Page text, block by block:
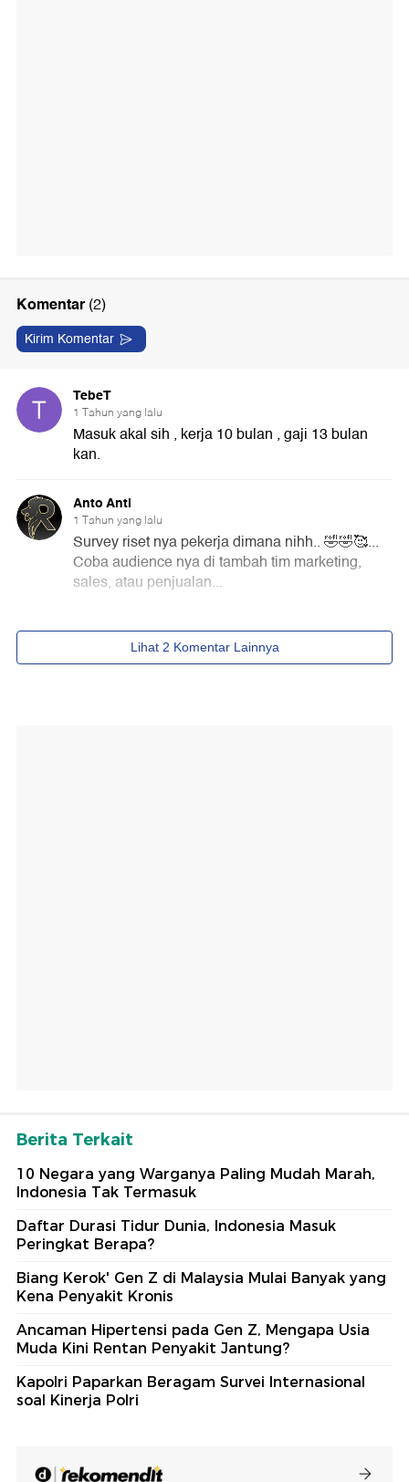
Berita Terkait
10 Negara yang Warganya Paling Mudah Marah,
Indonesia Tak Termasuk
Daftar Durasi Tidur Dunia, Indonesia Masuk
Peringkat Berapa?
Biang Kerok' Gen Z di Malaysia Mulai Banyak yang
Kena Penyakit Kronis
Ancaman Hipertensi pada Gen Z, Mengapa Usia
Muda Kini Rentan Penyakit Jantung?
Kapolri Paparkan Beragam Survei Internasional
soal Kinerja Polri